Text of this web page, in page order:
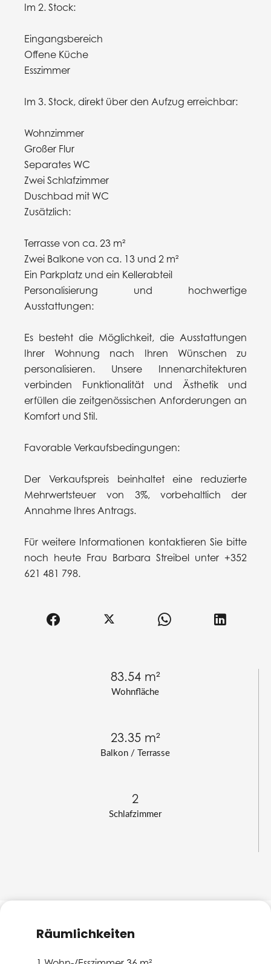
Wohnfläche
83.54 m²
Balkon / Terrasse
23.35 m²
Schlafzimmer
2
Im 2. Stock:
Eingangsbereich
Offene Küche
Esszimmer
Im 3. Stock, direkt über den Aufzug erreichbar:
Wohnzimmer
Großer Flur
Separates WC
Zwei Schlafzimmer
Duschbad mit WC
Zusätzlich:
Terrasse von ca. 23 m²
Zwei Balkone von ca. 13 und 2 m²
Ein Parkplatz und ein Kellerabteil
Personalisierung und hochwertige
Ausstattungen:
Es besteht die Möglichkeit, die Ausstattungen
Ihrer Wohnung nach Ihren Wünschen zu
personalisieren. Unsere Innenarchitekturen
verbinden Funktionalität und Ästhetik und
erfüllen die zeitgenössischen Anforderungen an
Komfort und Stil.
Favorable Verkaufsbedingungen:
Der Verkaufspreis beinhaltet eine reduzierte
Mehrwertsteuer von 3%, vorbehaltlich der
Annahme Ihres Antrags.
Für weitere Informationen kontaktieren Sie bitte
noch heute Frau Barbara Streibel unter +352
621 481 798.
Räumlichkeiten